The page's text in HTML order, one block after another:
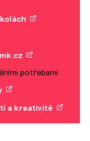
potřebami
a kreativitě